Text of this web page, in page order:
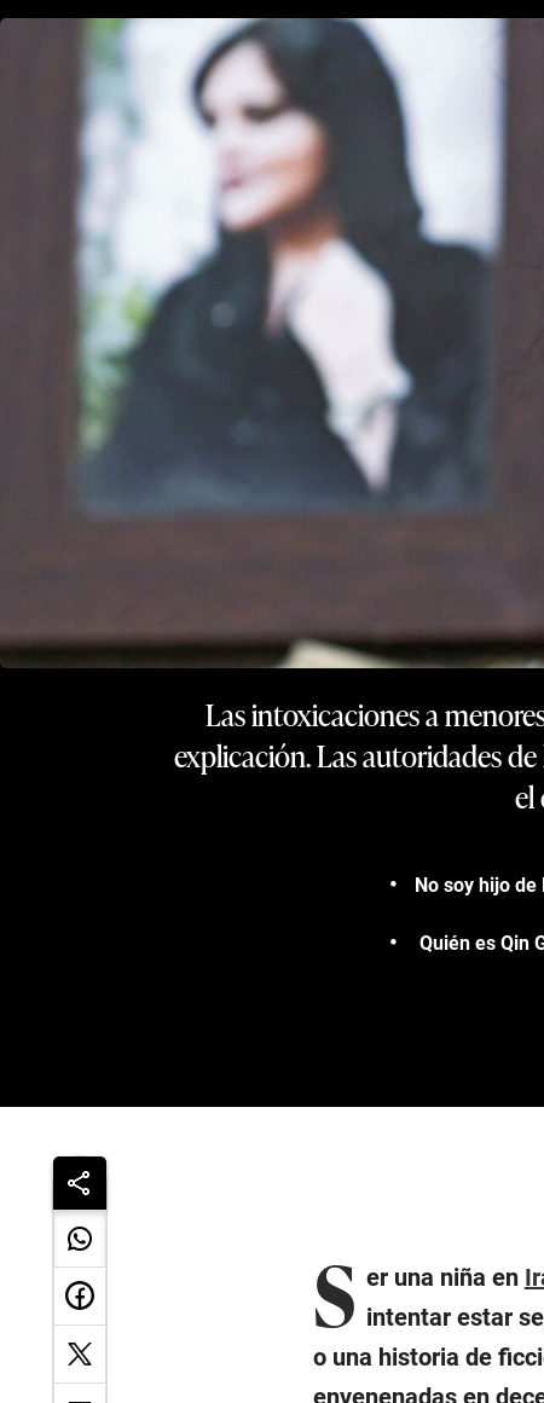
Las intoxicaciones a
explicación. Las autoridades
el
No soy hijo
Quién es Qin
S er una niña en
intentar estar
o una historia de
envenenadas en